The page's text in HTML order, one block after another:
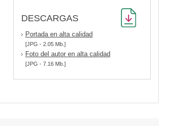
DESCARGAS
Portada en alta calidad
[JPG - 2.05 Mb.]
Foto del autor en alta calidad
[JPG - 7.16 Mb.]